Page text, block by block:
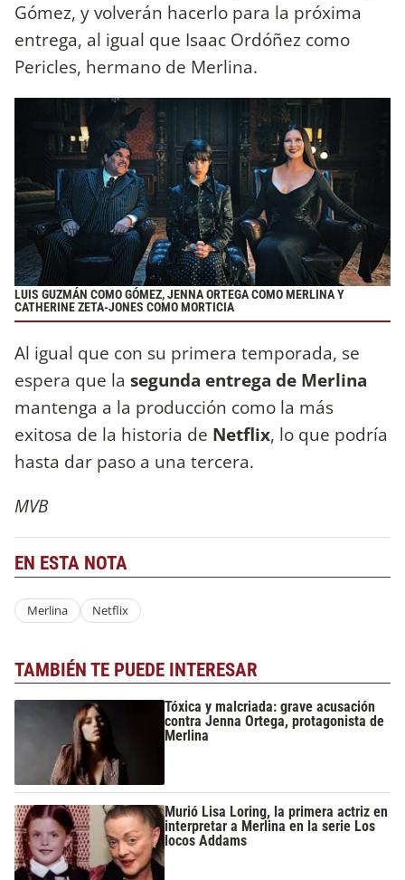
Gómez, y volverán hacerlo para la próxima
entrega, al igual que Isaac Ordóñez como
Pericles, hermano de Merlina.
LUIS GUZMÁN COMO GÓMEZ, JENNA ORTEGA COMO MERLINA Y
CATHERINE ZETA-JONES COMO MORTICIA
Al igual que con su primera temporada, se
espera que la segunda entrega de Merlina
mantenga a la producción como la más
exitosa de la historia de Netflix, lo que podría
hasta dar paso a una tercera.
MVB
EN ESTA NOTA
Merlina Netflix
TAMBIÉN TE PUEDE INTERESAR
Tóxica y malcriada: grave acusación
contra Jenna Ortega, protagonista de
Merlina
Murió Lisa Loring, la primera actriz en
interpretar a Merlina en la serie Los
locos Addams